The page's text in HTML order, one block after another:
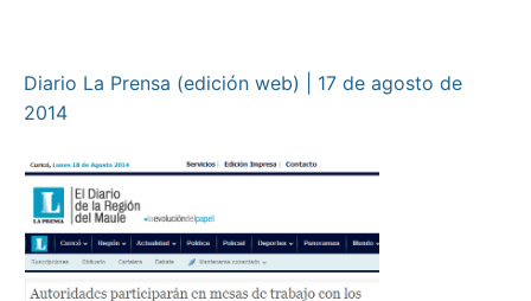
Diario La Prensa (edición web) | 17 de agosto de
2014